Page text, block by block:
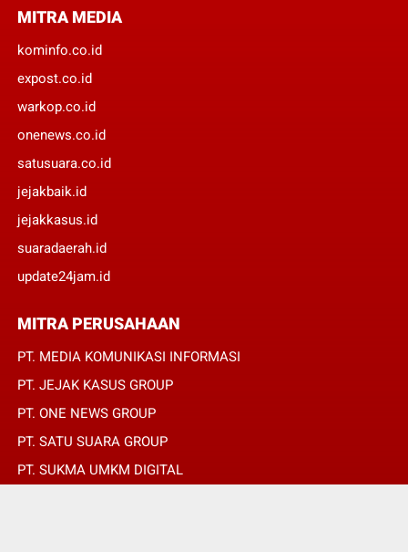
MITRA MEDIA
kominfo.co.id
expost.co.id
warkop.co.id
onenews.co.id
satusuara.co.id
jejakbaik.id
jejakkasus.id
suaradaerah.id
update24jam.id
MITRA PERUSAHAAN
PT. MEDIA KOMUNIKASI INFORMASI
PT. JEJAK KASUS GROUP
PT. ONE NEWS GROUP
PT. SATU SUARA GROUP
PT. SUKMA UMKM DIGITAL